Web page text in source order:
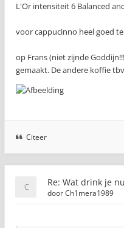
L'Or intensiteit 6 Balanced
voor cappucinno heel goed
op Frans (niet zijnde
gemaakt. De andere koffie
Citeer
Re: Wat drink je
doorCh1mera1989